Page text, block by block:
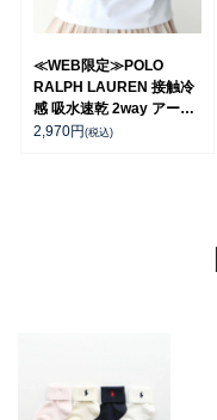
≪WEB限定≫POLO
RALPH LAUREN 接触冷
感 吸水速乾 2way アーム
カバー ＆ レッグウォーマ
2,970円 (税込)